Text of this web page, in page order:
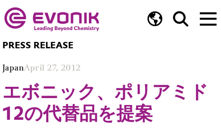
PRESS RELEASE
JapanApril 27, 2012
エボニック、ポリアミド
12の代替品を提案